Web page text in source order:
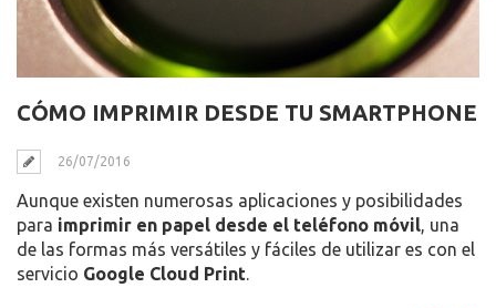
CÓMO IMPRIMIR DESDE TU SMARTPHONE
26/07/2016
Aunque existen numerosas aplicaciones y posibilidades
para imprimir en papel desde el teléfono móvil, una
de las formas más versátiles y fáciles de utilizar es con el
servicio Google Cloud Print.